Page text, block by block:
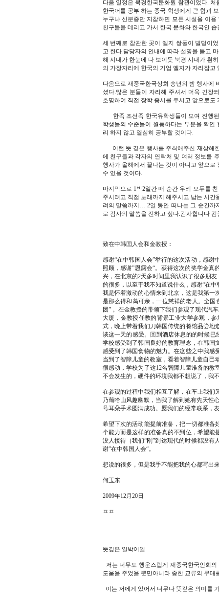
다음 일정은 북경한국문화원 참관이었다.
한국어를 공부 하는 중국 학생에게 큰 힘과
누구나 신분증만 지참하면 모든 시설을 이
친구들을 데리고 가서 한국 문화와 한국인
세 번째로 참관한 곳이 엘지 쌍둥이 빌딩이
고 한다.담당자의 안내에 따라 설명을 듣고
해 시내가 한눈에 다 보이듯 북경 시내가 훤
의 가장자리에 한국의 기업 엘지가 자리잡
다음으로 재중국한국상회 송년의 밤 행사에
셨다.많은 분들이 자리해 주셔서 더욱 긴장
호명하여 직접 장학 증서를 주시고 앞으로
한족 조선족 한국유학생들이 모여 진행된
학생들의 수준들이 월등하다는 부분을 확
리 하지 않고 열심히 공부할 것이다.
이런 뜻 깊은 행사를 주최해주신 재상해
에 친구들과 각자의 연락처 및 여러 정보를
행사가 올해에서 끝나는 것이 아니고 앞으
수 있을 것이다.
마지막으로 1박2일간 매 순간 우리 모두를
주시려고 직접 노래까지 해주시고 남는 시
려의 말씀까지… 2일 동안 떠나는 그 순간까
로 감사의 말씀을 전하고 싶다.감사합니다
致在中韩国人会和金教授：
感谢“在中韩国人会”举行的这次活动，感
照顾，感谢”恩露会“。获得这次的奖学金
兴，在北京的2天多时间里我认识了很多朋
的很多，以至于我不知道说什么，感谢“在
我是怀着激动的心情来到北京，这是我第
是那么得和蔼可亲，一位慈祥的老人。全
团” 。在金教授的带领下我们参观了现代汽
大厦，金教授任教的背景工业大学参观，
式，晚上带着我们刀韩国传统的餐馆品尝
谈这一天的感受。回到酒店休息的的时候
学校感受到了韩国良好的教育理念，在韩
感受到了韩国食物的魅力。在这些之中我
当到了智障儿童的教室，看着智障儿童自己
很感动，学校为了这12名智障儿童准备的
不会发生的，硬件的环境我都不想说了，我
在参观的过程中我们相互了解，在车上我
乃葡哈山风趣幽默，当我了解到她有先天性
号耳朵手术圆满成功。愿我们的经常联系，
希望下次的活动能提前准备，把一切都准
个能力而是这样的准备真的不到位，希望
没人接待（我们“刚”到达现代的时候都没
谢”在中韩国人会“。
想说的很多，但是我手不能把我的心都写出
何玉东
2009年12月20日
ㅍㅍ
뜻깊은 일박이일
저는 너무도 행운스럽게 재중국한국인회
도움을 주었을 뿐만아니라 중한 교류의 무대
이는 저에게 있어서 너무나 뜻깊은 의미를